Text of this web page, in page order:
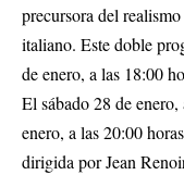
precursora del
italiano. Este doble
de enero, a las 18:00
El sábado 28 de
enero, a las 20:00
dirigida por Jean